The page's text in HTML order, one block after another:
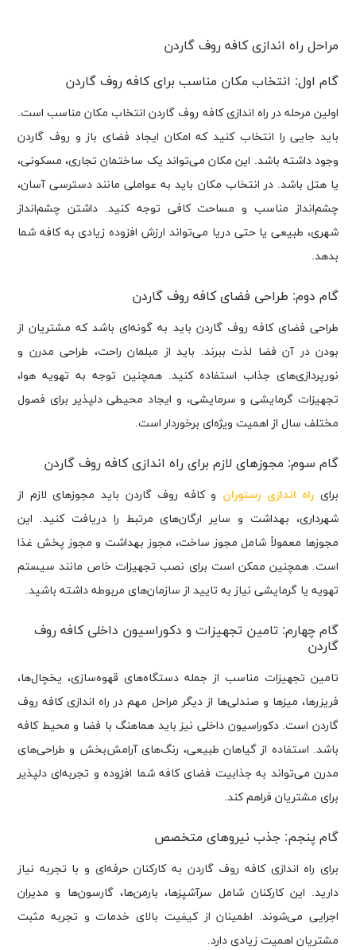
مراحل راه اندازی کافه روف گاردن
گام اول: انتخاب مکان مناسب برای کافه روف گاردن
اولین مرحله در راه اندازی کافه روف گاردن انتخاب مکان مناسب است.
باید جایی را انتخاب کنید که امکان ایجاد فضای باز و روف گاردن
وجود داشته باشد. این مکان می‌تواند یک ساختمان تجاری، مسکونی،
یا هتل باشد. در انتخاب مکان باید به عواملی مانند دسترسی آسان،
چشم‌انداز مناسب و مساحت کافی توجه کنید. داشتن چشم‌انداز
شهری، طبیعی یا حتی دریا می‌تواند ارزش افزوده زیادی به کافه شما
بدهد.
گام دوم: طراحی فضای کافه روف گاردن
طراحی فضای کافه روف گاردن باید به گونه‌ای باشد که مشتریان از
بودن در آن فضا لذت ببرند. باید از مبلمان راحت، طراحی مدرن و
نورپردازی‌های جذاب استفاده کنید. همچنین توجه به تهویه هوا،
تجهیزات گرمایشی و سرمایشی، و ایجاد محیطی دلپذیر برای فصول
مختلف سال از اهمیت ویژه‌ای برخوردار است.
گام سوم: مجوزهای لازم برای راه اندازی کافه روف گاردن
برای راه اندازی رستوران و کافه روف گاردن باید مجوزهای لازم از
شهرداری، بهداشت و سایر ارگان‌های مرتبط را دریافت کنید. این
مجوزها معمولاً شامل مجوز ساخت، مجوز بهداشت و مجوز پخش غذا
است. همچنین ممکن است برای نصب تجهیزات خاص مانند سیستم
تهویه یا گرمایشی نیاز به تایید از سازمان‌های مربوطه داشته باشید.
گام چهارم: تامین تجهیزات و دکوراسیون داخلی کافه روف
گاردن
تامین تجهیزات مناسب از جمله دستگاه‌های قهوه‌سازی، یخچال‌ها،
فریزرها، میزها و صندلی‌ها از دیگر مراحل مهم در راه اندازی کافه روف
گاردن است. دکوراسیون داخلی نیز باید هماهنگ با فضا و محیط کافه
باشد. استفاده از گیاهان طبیعی، رنگ‌های آرامش‌بخش و طراحی‌های
مدرن می‌تواند به جذابیت فضای کافه شما افزوده و تجربه‌ای دلپذیر
برای مشتریان فراهم کند.
گام پنجم: جذب نیروهای متخصص
برای راه اندازی کافه روف گاردن به کارکنان حرفه‌ای و با تجربه نیاز
دارید. این کارکنان شامل سرآشپزها، بارمن‌ها، گارسون‌ها و مدیران
اجرایی می‌شوند. اطمینان از کیفیت بالای خدمات و تجربه مثبت
مشتریان اهمیت زیادی دارد.